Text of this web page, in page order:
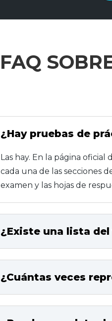
FAQ
¿Hay pruebas de
Las hay. En la página
cada una de las secciones
examen y las hojas de
¿Existe una lista
¿Cuántas veces